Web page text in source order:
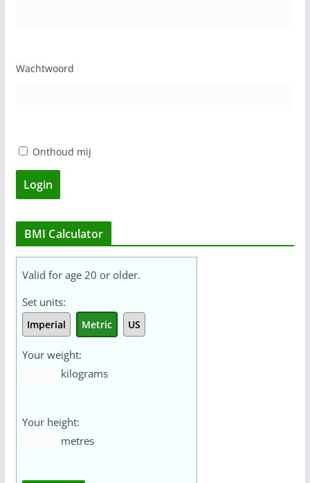
ë
Wachtwoord
Onthoud mij
Login
BMI Calculator
Valid for age 20 or older.
Set units:
Imperial Metric US
Your weight:
kilograms
Your height:
metres